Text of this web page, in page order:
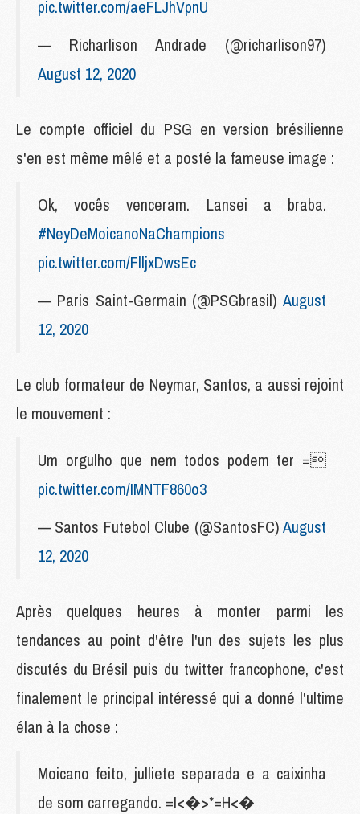
pic.twitter.com/aeFLJhVpnU
— Richarlison Andrade (@richarlison97)
August 12, 2020
Le compte officiel du PSG en version brésilienne
s'en est même mêlé et a posté la fameuse image :
Ok, vocês venceram. Lansei a braba.
#NeyDeMoicanoNaChampions
pic.twitter.com/FlljxDwsEc
— Paris Saint-Germain (@PSGbrasil) August
12, 2020
Le club formateur de Neymar, Santos, a aussi rejoint
le mouvement :
Um orgulho que nem todos podem ter =
pic.twitter.com/IMNTF860o3
— Santos Futebol Clube (@SantosFC)August
12, 2020
Après quelques heures à monter parmi les
tendances au point d'être l'un des sujets les plus
discutés du Brésil puis du twitter francophone, c'est
finalement le principal intéressé qui a donné l'ultime
élan à la chose :
Moicano feito, julliete separada e a caixinha
de som carregando. =I<�>*=H<�